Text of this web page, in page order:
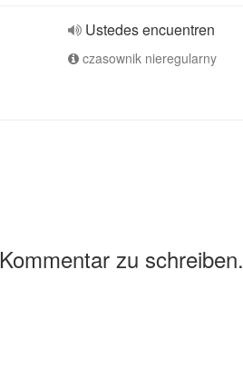
Ustedes encuentren
czasownik nieregularny
zu schreiben.